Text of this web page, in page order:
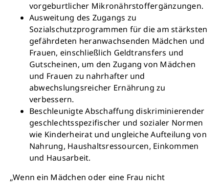
vorgeburtlicher Mikronährstoffergänzungen.
Ausweitung des Zugangs zu
Sozialschutzprogrammen für die am stärksten
gefährdeten heranwachsenden Mädchen und
Frauen, einschließlich Geldtransfers und
Gutscheinen, um den Zugang von Mädchen
und Frauen zu nahrhafter und
abwechslungsreicher Ernährung zu
verbessern.
Beschleunigte Abschaffung diskriminierender
geschlechtsspezifischer und sozialer Normen
wie Kinderheirat und ungleiche Aufteilung von
Nahrung, Haushaltsressourcen, Einkommen
und Hausarbeit.
„Wenn ein Mädchen oder eine Frau nicht